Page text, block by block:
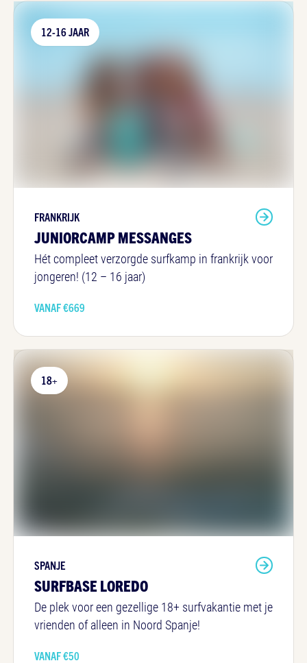
12-16 JAAR
FRANKRIJK
JUNIORCAMP MESSANGES
Hét compleet verzorgde surfkamp in frankrijk voor
jongeren! (12 – 16 jaar)
VANAF €669
18+
SPANJE
SURFBASE LOREDO
De plek voor een gezellige 18+ surfvakantie met je
vrienden of alleen in Noord Spanje!
VANAF €50